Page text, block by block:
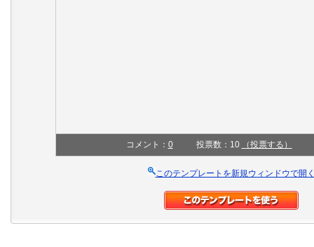
コメント： 0 投票数：10 （投票する）
このテンプレートを新規ウィンドウで開